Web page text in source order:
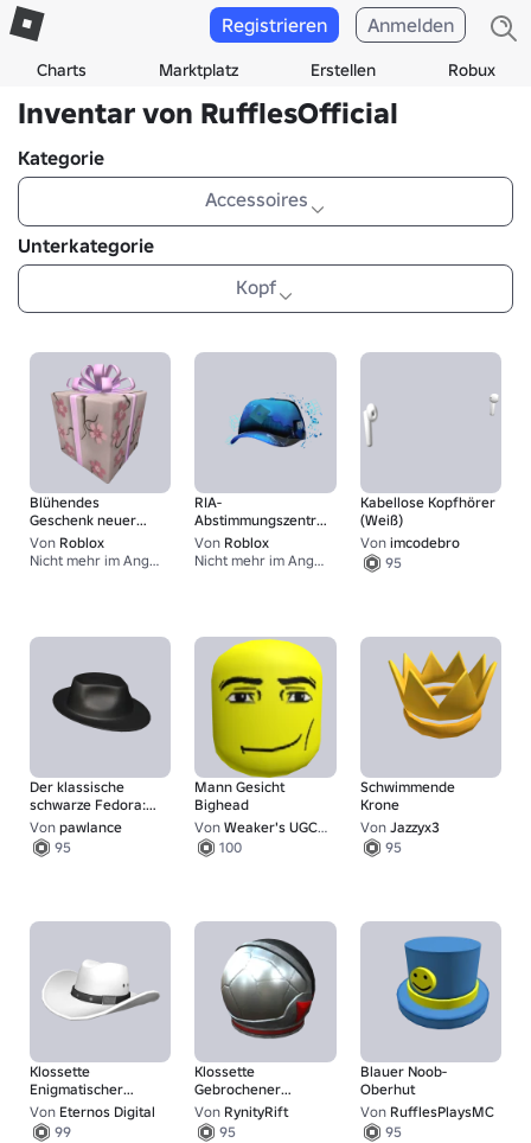
Charts Marktplatz Erstellen Robux
Registrieren Anmelden
Inventar von RufflesOfficial
Kategorie
Accessoires
Unterkategorie
Kopf
Blühendes
Geschenk neuer
Anfänge
Von Roblox
Nicht mehr im Angebot
1
RIA-
Abstimmungszentrum
2026 -
Willkommenskappe
Von Roblox
Nicht mehr im Angebot
1
Kabellose Kopfhörer
(Weiß)
Von imcodebro
95
Der klassische
schwarze Fedora:
Modernisiert
Von pawlance
95
Mann Gesicht
Bighead
Von Weaker's UGC Community
100
Schwimmende
Krone
Von Jazzyx3
95
Klossette
Enigmatischer
Fransen-Cowboyhut
Von Eternos Digital
99
Klossette
Gebrochener
Weltraumhelm
Von RynityRift
95
Blauer Noob-
Oberhut
Von RufflesPlaysMC
95